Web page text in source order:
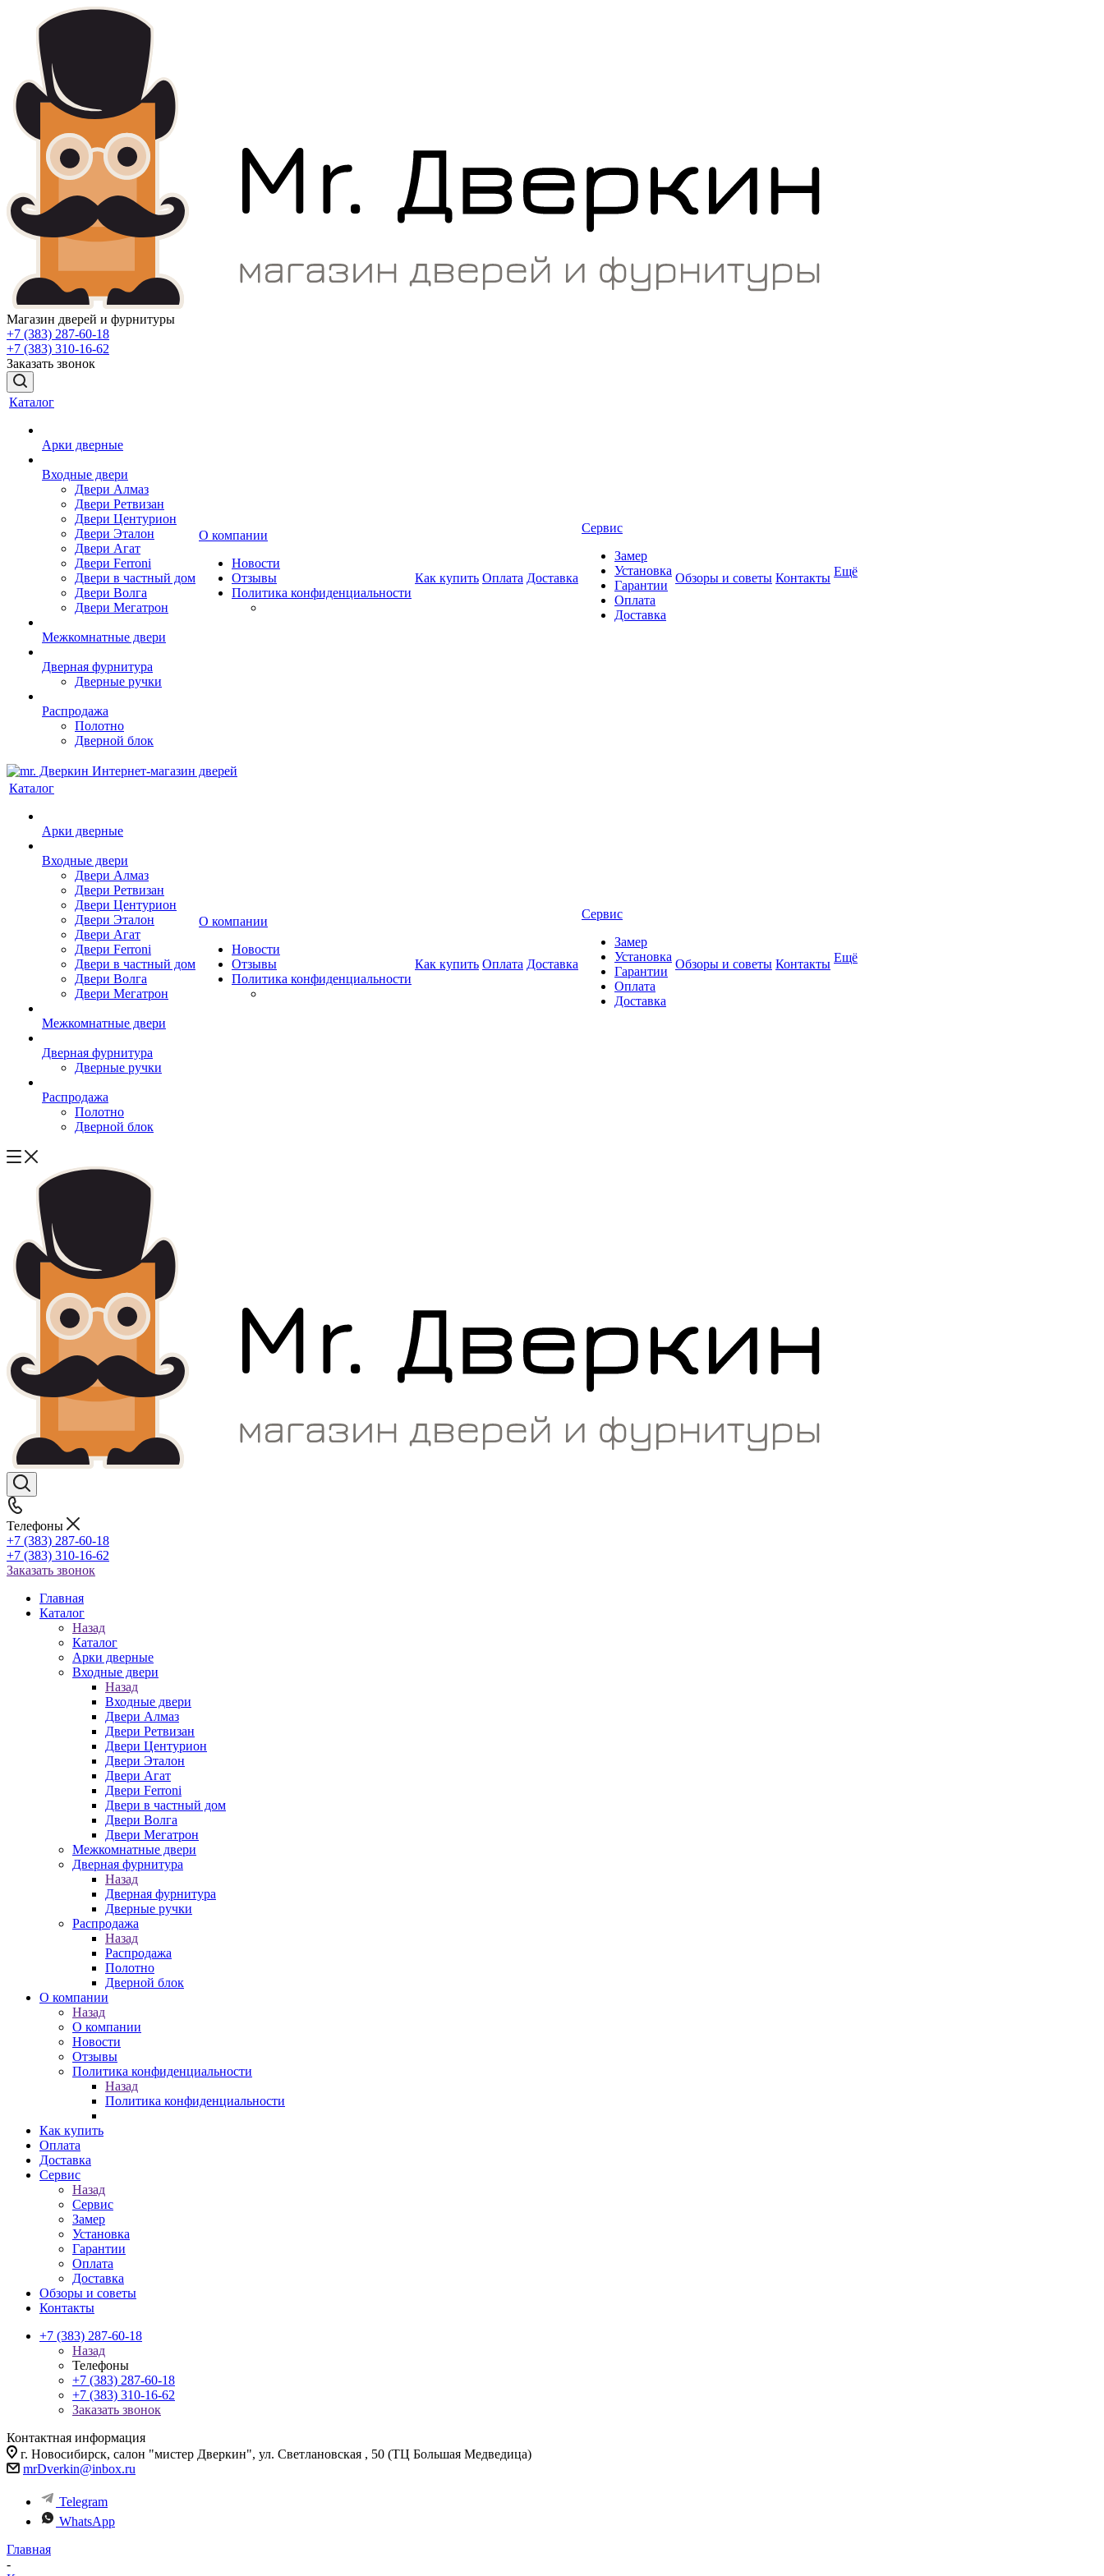
Магазин дверей и фурнитуры
+7 (383) 287-60-18
+7 (383) 310-16-62
Заказать звонок
Каталог
Арки дверные
Входные двери
Двери Алмаз
Двери Ретвизан
Двери Центурион
Двери Эталон
Двери Агат
Двери Ferroni
Двери в частный дом
Двери Волга
Двери Мегатрон
Межкомнатные двери
Дверная фурнитура
Дверные ручки
Распродажа
Полотно
Дверной блок
О компании
Новости
Отзывы
Политика конфиденциальности
Как купить Оплата Доставка
Сервис
Замер
Установка
Гарантии
Оплата
Доставка
Обзоры и советы Контакты Ещё
Каталог
Арки дверные
Входные двери
Двери Алмаз
Двери Ретвизан
Двери Центурион
Двери Эталон
Двери Агат
Двери Ferroni
Двери в частный дом
Двери Волга
Двери Мегатрон
Межкомнатные двери
Дверная фурнитура
Дверные ручки
Распродажа
Полотно
Дверной блок
О компании
Новости
Отзывы
Политика конфиденциальности
Как купить Оплата Доставка
Сервис
Замер
Установка
Гарантии
Оплата
Доставка
Обзоры и советы Контакты Ещё
Телефоны
+7 (383) 287-60-18
+7 (383) 310-16-62
Заказать звонок
Главная
Каталог
Назад
Каталог
Арки дверные
Входные двери
Назад
Входные двери
Двери Алмаз
Двери Ретвизан
Двери Центурион
Двери Эталон
Двери Агат
Двери Ferroni
Двери в частный дом
Двери Волга
Двери Мегатрон
Межкомнатные двери
Дверная фурнитура
Назад
Дверная фурнитура
Дверные ручки
Распродажа
Назад
Распродажа
Полотно
Дверной блок
О компании
Назад
О компании
Новости
Отзывы
Политика конфиденциальности
Назад
Политика конфиденциальности
Как купить
Оплата
Доставка
Сервис
Назад
Сервис
Замер
Установка
Гарантии
Оплата
Доставка
Обзоры и советы
Контакты
+7 (383) 287-60-18
Назад
Телефоны
+7 (383) 287-60-18
+7 (383) 310-16-62
Заказать звонок
Контактная информация
г. Новосибирск, салон "мистер Дверкин", ул. Светлановская , 50 (ТЦ Большая Медведица)
mrDverkin@inbox.ru
Telegram
WhatsApp
Главная
-